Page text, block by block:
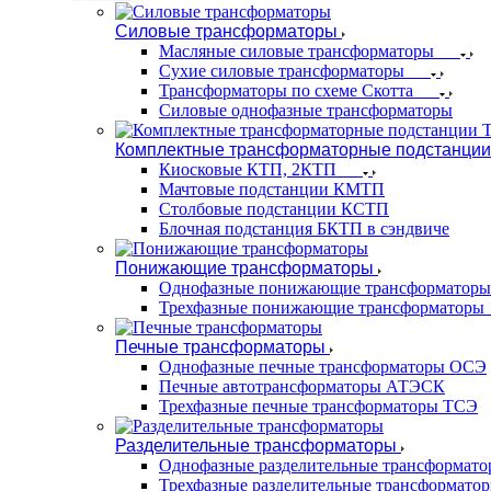
Силовые трансформаторы
Масляные силовые трансформаторы
Сухие силовые трансформаторы
Трансформаторы по схеме Скотта
Силовые однофазные трансформаторы
Комплектные трансформаторные
Киосковые КТП, 2КТП
Мачтовые подстанции КМТП
Столбовые подстанции КСТП
Блочная подстанция БКТП в сэндвиче
Понижающие трансформаторы
Однофазные понижающие трансформаторы
Трехфазные понижающие трансформаторы
Печные трансформаторы
Однофазные печные трансформаторы ОСЭ
Печные автотрансформаторы АТЭСК
Трехфазные печные трансформаторы ТСЭ
Разделительные трансформаторы
Однофазные разделительные
Трехфазные разделительные